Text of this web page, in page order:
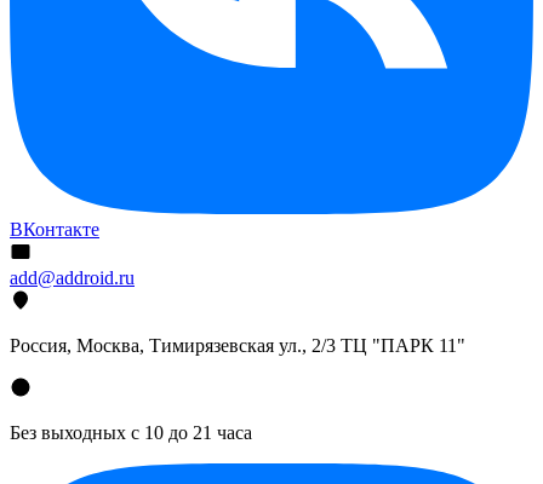
ВКонтакте
add@addroid.ru
Россия, Москва, Тимирязевская ул., 2/3 ТЦ "ПАРК 11"
Без выходных с 10 до 21 часа